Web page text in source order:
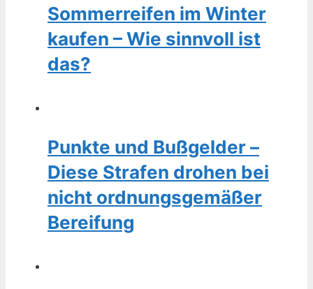
Sommerreifen im Winter
kaufen – Wie sinnvoll ist
das?
Punkte und Bußgelder –
Diese Strafen drohen bei
nicht ordnungsgemäßer
Bereifung